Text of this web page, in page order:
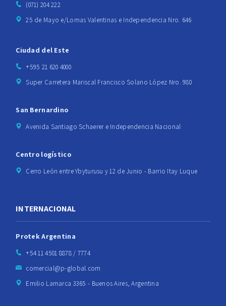
(071) 204 222
25 de Mayo e/Lomas Valentinas e Independencia Nro. 646
Ciudad del Este
+595 21 620 4000
Super Carretera Mariscal Francisco Solano López Nro. 980
San Bernardino
Avenida Santiago Schaerer e Independencia Nacional
Centro logístico
Cerro León entre Ybyturusu y 12 de Junio - Barrio Itay Luque
INTERNACIONAL
Protek Argentina
+54 11 4501 8878 / 7774
comercial@p-global.com
Emilio Lamarca 3365 - Buenos Aires, Argentina